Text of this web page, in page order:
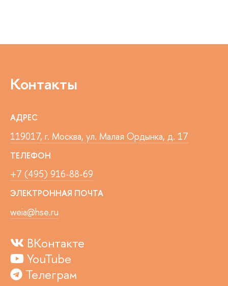
Контакты
АДРЕС
119017, г. Москва, ул. Малая Ордынка, д. 17
ТЕЛЕФОН
+7 (495) 916-88-69
ЭЛЕКТРОННАЯ ПОЧТА
weia@hse.ru
ВКонтакте
YouTube
Телеграм